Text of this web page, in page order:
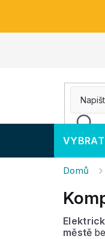
Domů
městě